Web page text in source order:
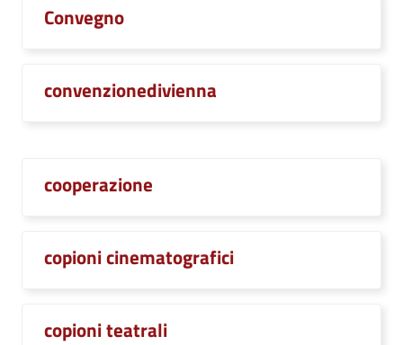
Convegno
convenzionedivienna
cooperazione
copioni cinematografici
copioni teatrali